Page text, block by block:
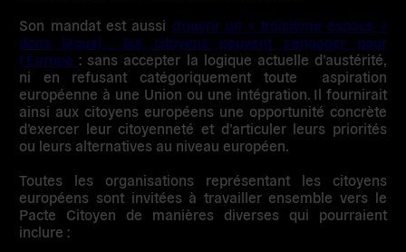
Son mandat est aussi d’ouvrir un « troisième espace »
dans lequel les citoyens peuvent s’engager pour
l’Europe : sans accepter la logique actuelle d’austérité,
ni en refusant catégoriquement toute aspiration
européenne à une Union ou une intégration. Il fournirait
ainsi aux citoyens européens une opportunité concrète
d’exercer leur citoyenneté et d’articuler leurs priorités
ou leurs alternatives au niveau européen.
Toutes les organisations représentant les citoyens
européens sont invitées à travailler ensemble vers le
Pacte Citoyen de manières diversesqui pourraient
inclure :